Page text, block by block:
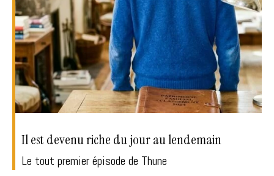
Il est devenu riche du jour au lendemain
Le tout premier épisode de Thune